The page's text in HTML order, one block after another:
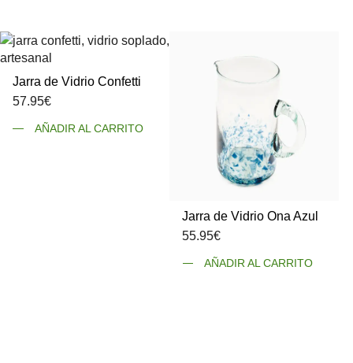
Jarra de Vidrio Confetti
57.95€
AÑADIR AL CARRITO
Jarra de Vidrio Ona Azul
55.95€
AÑADIR AL CARRITO